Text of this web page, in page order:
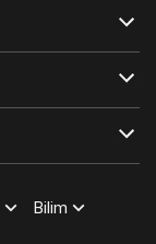
Bilim